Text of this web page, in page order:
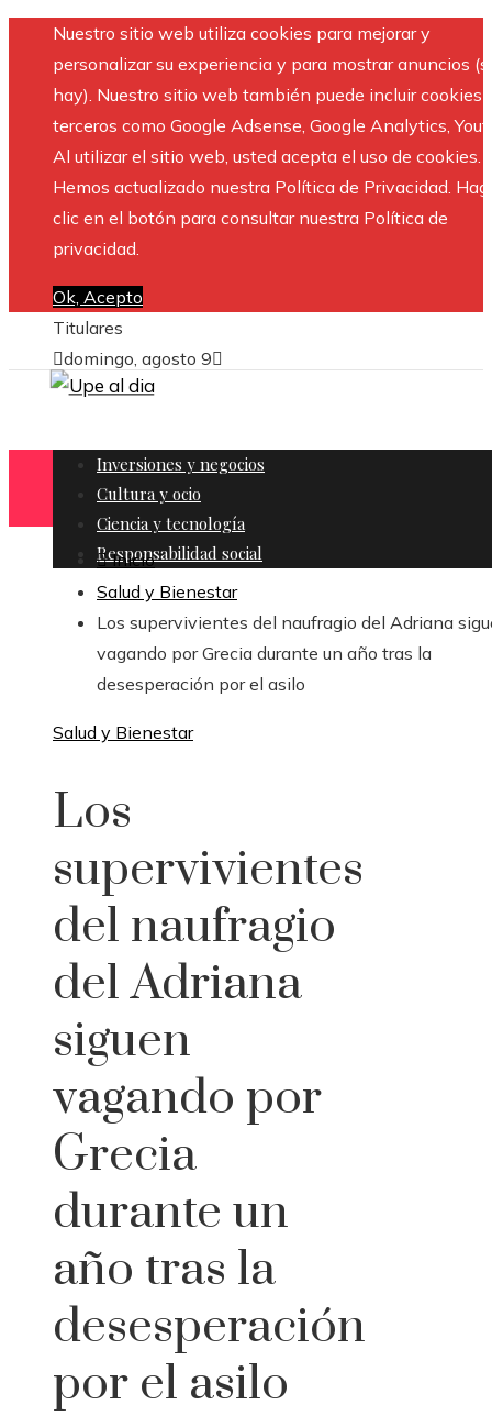
Nuestro sitio web utiliza cookies para mejorar y
personalizar su experiencia y para mostrar anuncios
hay). Nuestro sitio web también puede incluir cookies
terceros como Google Adsense, Google Analytics,
Al utilizar el sitio web, usted acepta el uso de cookies.
Hemos actualizado nuestra Política de Privacidad.
clic en el botón para consultar nuestra Política de
privacidad.
Ok, Acepto
Titulares
domingo, agosto 9
Inversiones y negocios
Cultura y ocio
Ciencia y tecnología
Responsabilidad social
Inicio
Salud y Bienestar
Los supervivientes del naufragio del Adriana
vagando por Grecia durante un año tras la
desesperación por el asilo
Salud y Bienestar
Los
supervivientes
del naufragio
del Adriana
siguen
vagando por
Grecia
durante un
año tras la
desesperación
por el asilo